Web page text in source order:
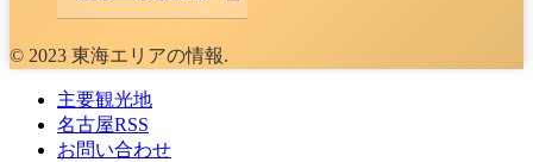
© 2023 東海エリアの情報.
主要観光地
名古屋RSS
お問い合わせ